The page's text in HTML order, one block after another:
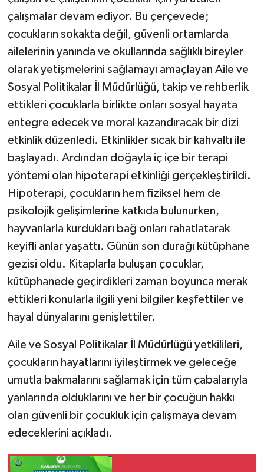
çalışmalar devam ediyor. Bu çerçevede;
çocukların sokakta değil, güvenli ortamlarda
ailelerinin yanında ve okullarında sağlıklı bireyler
olarak yetişmelerini sağlamayı amaçlayan Aile ve
Sosyal Politikalar İl Müdürlüğü, takip ve rehberlik
ettikleri çocuklarla birlikte onları sosyal hayata
entegre edecek ve moral kazandıracak bir dizi
etkinlik düzenledi. Etkinlikler sıcak bir kahvaltı ile
başlayadı. Ardından doğayla iç içe bir terapi
yöntemi olan hipoterapi etkinliği gerçekleştirildi.
Hipoterapi, çocukların hem fiziksel hem de
psikolojik gelişimlerine katkıda bulunurken,
hayvanlarla kurdukları bağ onları rahatlatarak
keyifli anlar yaşattı. Günün son durağı kütüphane
gezisi oldu. Kitaplarla buluşan çocuklar,
kütüphanede geçirdikleri zaman boyunca merak
ettikleri konularla ilgili yeni bilgiler keşfettiler ve
hayal dünyalarını genişlettiler.
Aile ve Sosyal Politikalar İl Müdürlüğü yetkilileri,
çocukların hayatlarını iyileştirmek ve geleceğe
umutla bakmalarını sağlamak için tüm çabalarıyla
yanlarında olduklarını ve her bir çocuğun hakkı
olan güvenli bir çocukluk için çalışmaya devam
edeceklerini açıkladı.